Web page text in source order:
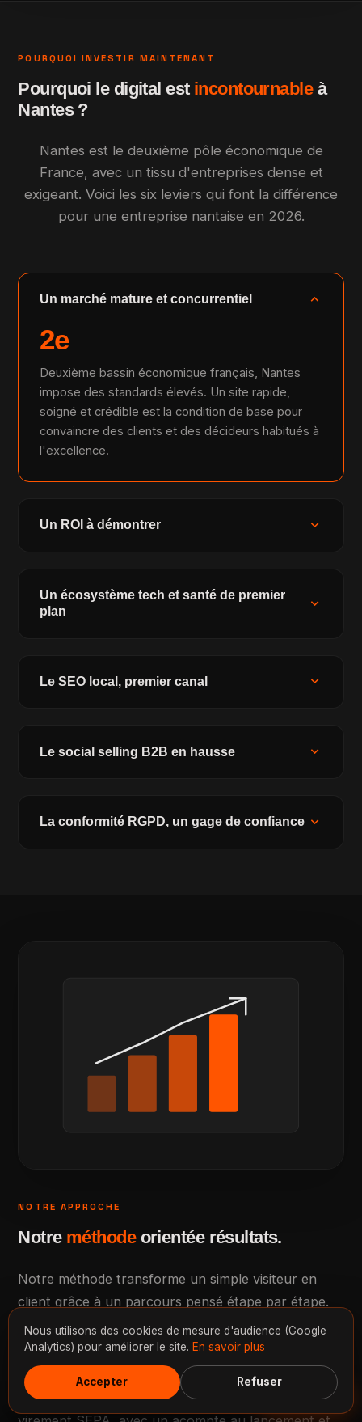
POURQUOI INVESTIR MAINTENANT
Pourquoi le digital est incontournableà
Nantes ?
Nantes est le deuxième pôle économique de
France, avec un tissu d'entreprises dense et
exigeant. Voici les six leviers qui font la différence
pour une entreprise nantaise en 2026.
Un marché mature et concurrentiel expand_more
2e
Deuxième bassin économique français, Nantes
impose des standards élevés. Un site rapide,
soigné et crédible est la condition de base pour
convaincre des clients et des décideurs habitués à
l'excellence.
Un ROI à démontrer expand_more
Un écosystème tech et santé de premier
plan
expand_more
Le SEO local, premier canal expand_more
Le social selling B2B en hausse expand_more
La conformité RGPD, un gage de confiance expand_more
NOTRE APPROCHE
Notre méthodeorientée résultats.
Notre méthode transforme un simple visiteur en
client grâce à un parcours pensé étape par étape.
Des délais clairs adaptés à l'ampleur de votre tunnel
Le paiement s'effectue par CB via Stripe ou par
Nous utilisons des cookies de mesure d'audience (Google
Analytics) pour améliorer le site. En savoir plus
Accepter Refuser
Discuter